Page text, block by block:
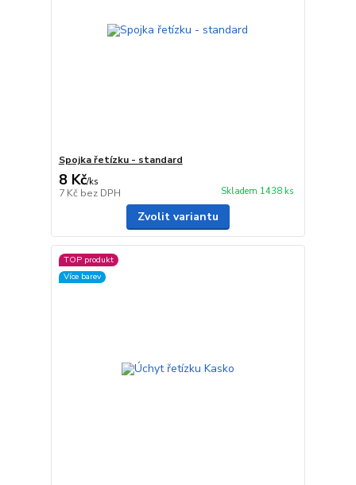
Spojka řetízku - standard
8 Kč/ks
7 Kč bez DPH Skladem 1438 ks
Zvolit variantu
TOP produkt
Více barev